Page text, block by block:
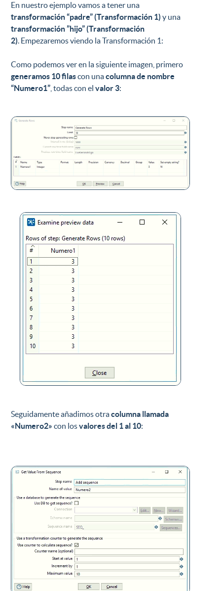
En nuestro ejemplo vamos a tener una
transformación “padre”(Transformación 1) y una
transformación ”hijo” (Transformación
2). Empezaremos viendo la Transformación 1:
Como podemos ver en la siguiente imagen, primero
generamos 10 filascon unacolumna de nombre
“Numero1” , todas con elvalor 3:
Seguidamente añadimos otracolumna llamada
«Numero2» con losvalores del 1 al 10: